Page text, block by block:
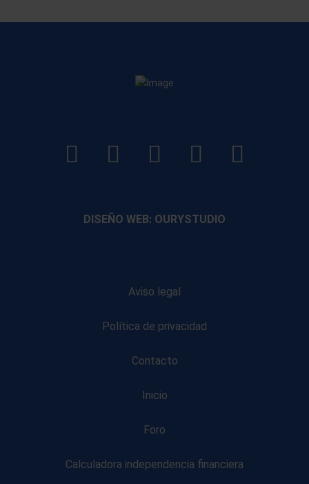
LinkedInInstagramFacebook
YouTube
DISEÑO WEB: OURYSTUDIO
Aviso legal
Política de privacidad
Contacto
Inicio
Foro
Calculadora independencia financiera